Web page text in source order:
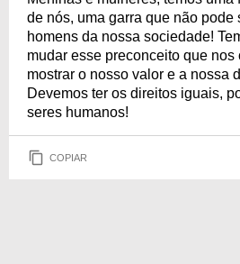
de nós, uma garra que não pode
homens da nossa sociedade!
mudar esse preconceito que nos
mostrar o nosso valor e a nossa
Devemos ter os direitos iguais,
seres humanos!
COPIAR